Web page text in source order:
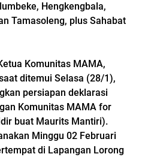
Hengkengbala,
Tamasoleng, plus Sahabat
Komunitas MAMA,
ditemui Selasa (28/1),
persiapan deklarasi
Komunitas MAMA for
buat Maurits Mantiri).
Minggu 02 Februari
di Lapangan Lorong